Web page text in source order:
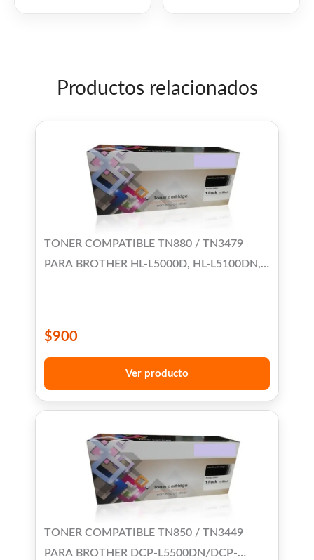
Productos relacionados
TONER COMPATIBLE TN880 / TN3479
PARA BROTHER HL-L5000D, HL-L5100DN,
L5500DN / DCP-L5600DN / DCP-L5650DN
/ DCP-L6600DN
$900
Ver producto
TONER COMPATIBLE TN850 / TN3449
PARA BROTHER DCP-L5500DN/DCP-